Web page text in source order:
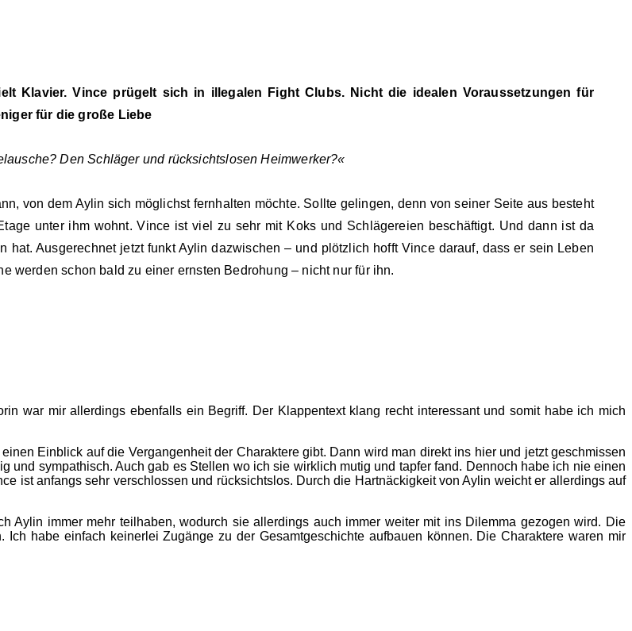
Klavier. Vince prügelt sich in illegalen Fight Clubs. Nicht die idealen Voraussetzungen für
für die große Liebe
Den Schläger und rücksichtslosen Heimwerker?«
von dem Aylin sich möglichst fernhalten möchte. Sollte gelingen, denn von seiner Seite aus besteht
unter ihm wohnt. Vince ist viel zu sehr mit Koks und Schlägereien beschäftigt. Und dann ist da
Ausgerechnet jetzt funkt Aylin dazwischen – und plötzlich hofft Vince darauf, dass er sein Leben
werden schon bald zu einer ernsten Bedrohung – nicht nur für ihn.
war mir allerdings ebenfalls ein Begriff. Der Klappentext klang recht interessant und somit habe ich mich
Einblick auf die Vergangenheit der Charaktere gibt. Dann wird man direkt ins hier und jetzt geschmissen
und sympathisch. Auch gab es Stellen wo ich sie wirklich mutig und tapfer fand. Dennoch habe ich nie einen
ist anfangs sehr verschlossen und rücksichtslos. Durch die Hartnäckigkeit von Aylin weicht er allerdings auf
Aylin immer mehr teilhaben, wodurch sie allerdings auch immer weiter mit ins Dilemma gezogen wird. Die
habe einfach keinerlei Zugänge zu der Gesamtgeschichte aufbauen können. Die Charaktere waren mir